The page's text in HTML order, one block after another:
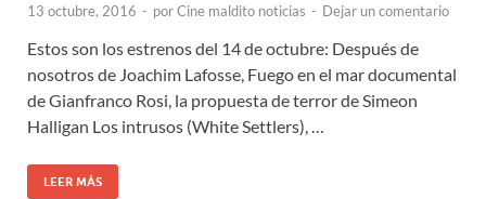
13 octubre, 2016 - porCine maldito noticias - Dejar un comentario
Estos son los estrenos del 14 de octubre: Después de
nosotros de Joachim Lafosse, Fuego en el mar documental
de Gianfranco Rosi, la propuesta de terror de Simeon
Halligan Los intrusos (White Settlers), …
LEER MÁS